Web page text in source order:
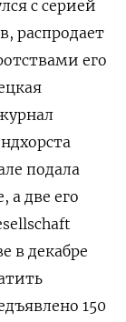
с серией
распродает
его
подала
а две его
в декабре
150